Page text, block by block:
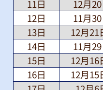
11日
12月
12日
11月
13日
12月21
14日
11月
15日
12月16
16日
12月15